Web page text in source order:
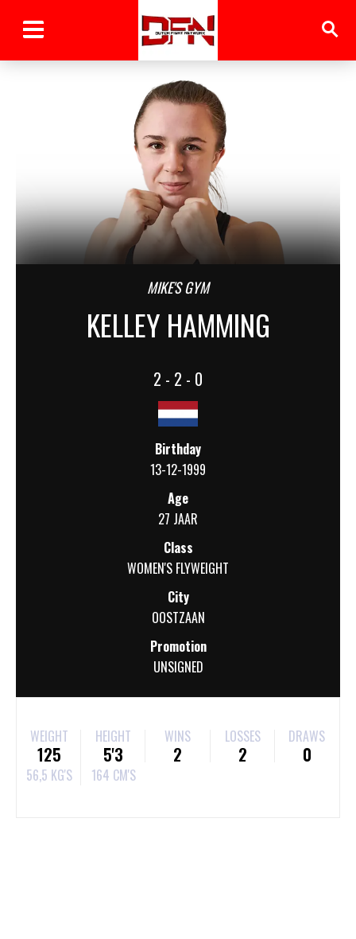
MIKE'S GYM
KELLEY HAMMING
2 - 2 - 0
Birthday
13-12-1999
Age
27 JAAR
Class
WOMEN'S FLYWEIGHT
City
OOSTZAAN
Promotion
UNSIGNED
WEIGHT
125
56,5 KG'S
HEIGHT
5'3
164 CM'S
WINS
2
LOSSES
2
DRAWS
0